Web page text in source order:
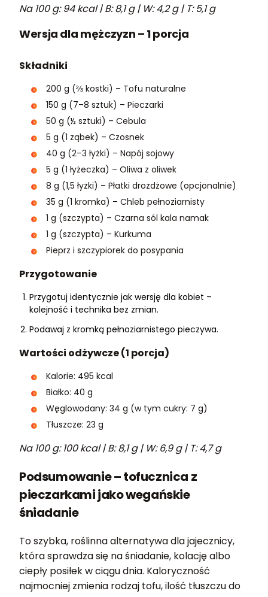
Na 100 g: 94 kcal | B: 8,1 g | W: 4,2 g | T: 5,1 g
Wersja dla mężczyzn – 1 porcja
Składniki
200 g (⅔ kostki) – Tofu naturalne
150 g (7–8 sztuk) – Pieczarki
50 g (½ sztuki) – Cebula
5 g (1 ząbek) – Czosnek
40 g (2–3 łyżki) – Napój sojowy
5 g (1 łyżeczka) – Oliwa z oliwek
8 g (1,5 łyżki) – Płatki drożdżowe (opcjonalnie)
35 g (1 kromka) – Chleb pełnoziarnisty
1 g (szczypta) – Czarna sól kala namak
1 g (szczypta) – Kurkuma
Pieprz i szczypiorek do posypania
Przygotowanie
Przygotuj identycznie jak wersję dla kobiet –
kolejność i technika bez zmian.
Podawaj z kromką pełnoziarnistego pieczywa.
Wartości odżywcze (1 porcja)
Kalorie: 495 kcal
Białko: 40 g
Węglowodany: 34 g (w tym cukry: 7 g)
Tłuszcze: 23 g
Na 100 g: 100 kcal | B: 8,1 g | W: 6,9 g | T: 4,7 g
Podsumowanie – tofucznica z
pieczarkami jako wegańskie
śniadanie
To szybka, roślinna alternatywa dla jajecznicy,
która sprawdza się na śniadanie, kolację albo
ciepły posiłek w ciągu dnia. Kaloryczność
najmocniej zmienia rodzaj tofu, ilość tłuszczu do